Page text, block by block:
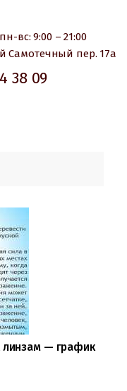
вс: 9:00 – 21:00
Самотечный пер. 17а
38 09
линзам — график